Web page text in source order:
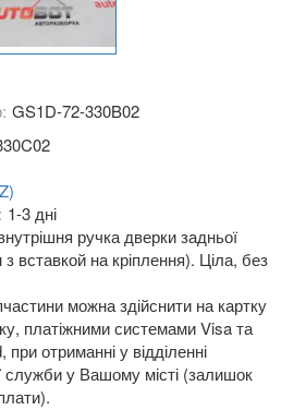
GS1D-72-330B02
1-3 дні
ручка дверки задньої
з вставкой на кріплення). Ціла, без
можна здійснити на картку
платіжними системами Visa та
отриманні у відділенні
служби у Вашому місті (залишок